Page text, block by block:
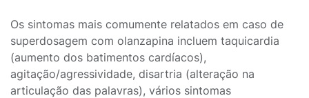
Os sintomas mais comumente relatados em caso de
superdosagem com olanzapina incluem taquicardia
(aumento dos batimentos cardíacos),
agitação/agressividade, disartria (alteração na
articulação das palavras), vários sintomas